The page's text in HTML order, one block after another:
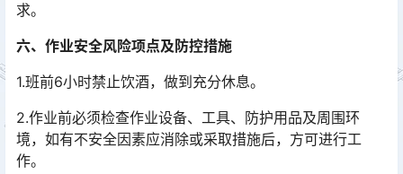
求。
六、作业安全风险项点及防控措施
1.班前6小时禁止饮酒，做到充分休息。
2.作业前必须检查作业设备、工具、防护用品及周围环
境，如有不安全因素应消除或采取措施后，方可进行工
作。